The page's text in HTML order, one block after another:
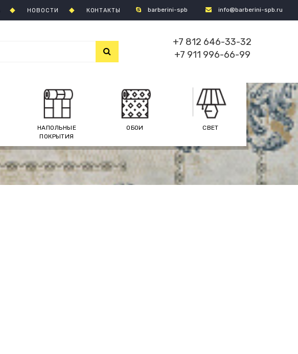
НОВОСТИ КОНТАКТЫ info@barberini-spb.ru
barberini-spb
+7 812 646-33-32
+7 911 996-66-99
НАПОЛЬНЫЕ
ПОКРЫТИЯ
ОБОИ СВЕТ